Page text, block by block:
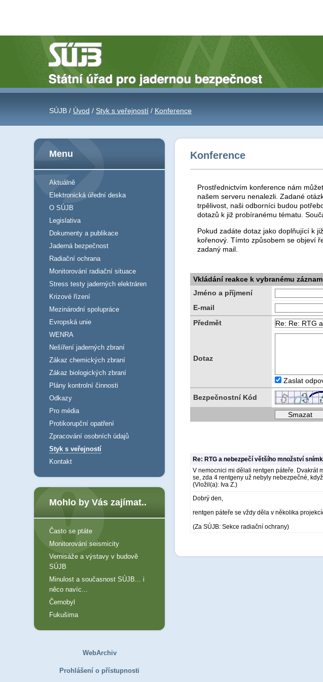
SÚJB / Úvod / Styk s veřejností / Konference
Konference
Prostřednictvím konference nám
našem serveru nenalezli. Zadané
trpělivost, naši odborníci budou
dotazů k již probíranému tématu.
Pokud zadáte dotaz jako doplňující k
kořenový. Tímto způsobem se objeví
zadaný mail.
Vkládání reakce k vybranému
Jméno a příjmení
E-mail
Předmět
Dotaz
Zaslat
Bezpečnostní Kód
Re: RTG a nebezpečí většího množství
V nemocnici mi dělali rentgen páteře. Dvakrát
se, zda 4 rentgeny už nebyly nebezpečné,
(Vložil(a): Iva Z.)
Dobrý den,
rentgen páteře se vždy děla v několika
(Za SÚJB: Sekce radiační ochrany)
Menu
Aktuálně
Elektronická úřední deska
O SÚJB
Legislativa
Dokumenty a publikace
Jaderná bezpečnost
Radiační ochrana
Monitorování radiační situace
Stress testy jaderných elektráren
Krizové řízení
Mezinárodní spolupráce
Evropská unie
WENRA
Nešíření jaderných zbraní
Zákaz chemických zbraní
Zákaz biologických zbraní
Plány kontrolní činnosti
Odkazy
Pro média
Protikorupční opatření
Zpracování osobních údajů
Styk s veřejností
Kontakt
Mohlo by Vás zajímat..
Často se ptáte
Monitorování seismicity
Vernisáže a výstavy v budově
SÚJB
Minulost a současnost SÚJB... i
něco navíc...
Černobyl
Fukušima
WebArchiv
Prohlášení o přístupnosti